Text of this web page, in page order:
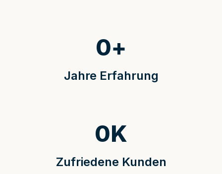
Jahre Erfahrung
0+
Zufriedene Kunden
0K